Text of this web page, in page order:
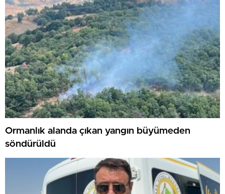
Ormanlık alanda çıkan yangın büyümeden
söndürüldü